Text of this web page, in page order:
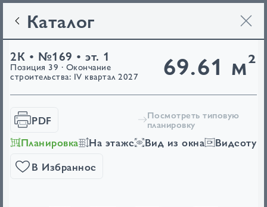
Каталог
69.61 м²
2К • №169 • эт. 1
Позиция 39 · Окончание
строительства: IV квартал 2027
PDF Посмотреть типовую
планировку
Планировка На этаже Вид из окна
Видеотур
В Избранное